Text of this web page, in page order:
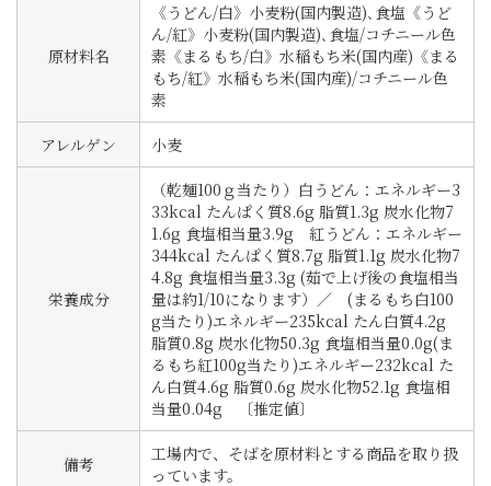
原材料名
《うどん/白》小麦粉(国内製造)､食塩《うど
ん/紅》小麦粉(国内製造)､食塩/コチニール色
素《まるもち/白》水稲もち米(国内産)《まる
もち/紅》水稲もち米(国内産)/コチニール色
素
アレルゲン 小麦
栄養成分
（乾麺100ｇ当たり）白うどん：エネルギー3
33kcal たんぱく質8.6g 脂質1.3g 炭水化物7
1.6g 食塩相当量3.9g 紅うどん：エネルギー
344kcal たんぱく質8.7g 脂質1.1g 炭水化物7
4.8g 食塩相当量3.3g (茹で上げ後の食塩相当
量は約1/10になります）／ (まるもち白100
g当たり)エネルギー235kcal たん白質4.2g
脂質0.8g 炭水化物50.3g 食塩相当量0.0g(ま
るもち紅100g当たり)エネルギー232kcal た
ん白質4.6g 脂質0.6g 炭水化物52.1g 食塩相
当量0.04g 〔推定値〕
備考
工場内で、そばを原材料とする商品を取り扱
っています。